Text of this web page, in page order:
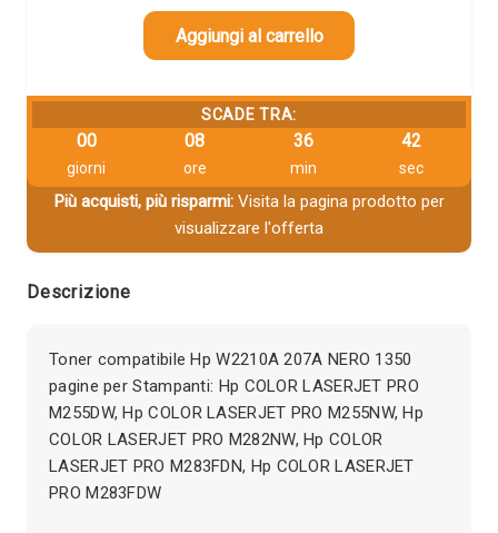
Aggiungi al carrello
SCADE TRA:
00
giorni
08
ore
36
min
42
sec
Più acquisti, più risparmi:Visita la pagina prodotto per
visualizzare l'offerta
Descrizione
Toner compatibile Hp W2210A 207A NERO 1350
pagine per Stampanti: Hp COLOR LASERJET PRO
M255DW, Hp COLOR LASERJET PRO M255NW, Hp
COLOR LASERJET PRO M282NW, Hp COLOR
LASERJET PRO M283FDN, Hp COLOR LASERJET
PRO M283FDW